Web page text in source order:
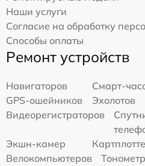
Наши услуги
Согласие на обработку
Способы оплаты
Ремонт устройств
Навигаторов
Смарт-
GPS-ошейников
Эхолотов
Видеорегистраторов
Экшн-камер
Велокомпьютеров